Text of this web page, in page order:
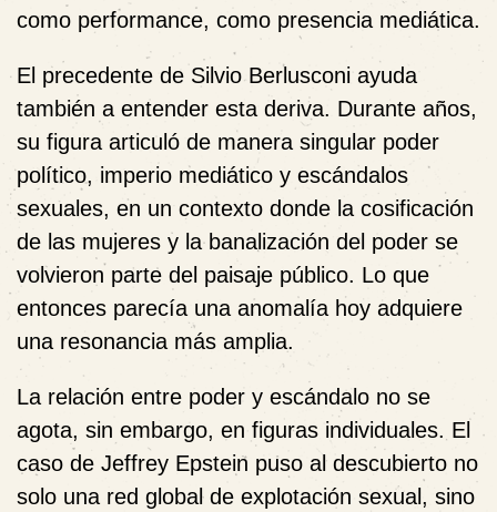
como performance, como presencia mediática.
El precedente de Silvio Berlusconi ayuda
también a entender esta deriva. Durante años,
su figura articuló de manera singular poder
político, imperio mediático y escándalos
sexuales, en un contexto donde la cosificación
de las mujeres y la banalización del poder se
volvieron parte del paisaje público. Lo que
entonces parecía una anomalía hoy adquiere
una resonancia más amplia.
La relación entre poder y escándalo no se
agota, sin embargo, en figuras individuales. El
caso de Jeffrey Epstein puso al descubierto no
solo una red global de explotación sexual, sino